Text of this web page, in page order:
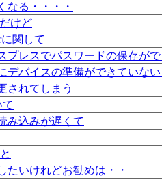
なる・・・・
けど
に関して
プレスでパスワードの保存が
デバイスの準備ができていな
されてしまう
て
み込みが遅くて
たいけれどお勧めは・・